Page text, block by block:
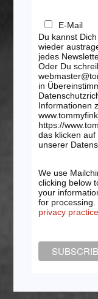
E-Mail
Du kannst
wieder
jedes
Oder Du
in
Informationen
https://
das klicken
unserer
We use
clicking below
your
for processing.
privacy